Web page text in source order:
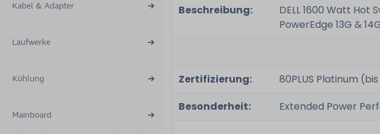
Kabel & Adapter
Laufwerke
Kühlung
Mainboard
Beschreibung:
DELL 1600 Watt Hot
PowerEdge 13G &
Zertifizierung:
80PLUS Platinum
Besonderheit:
Extended Power